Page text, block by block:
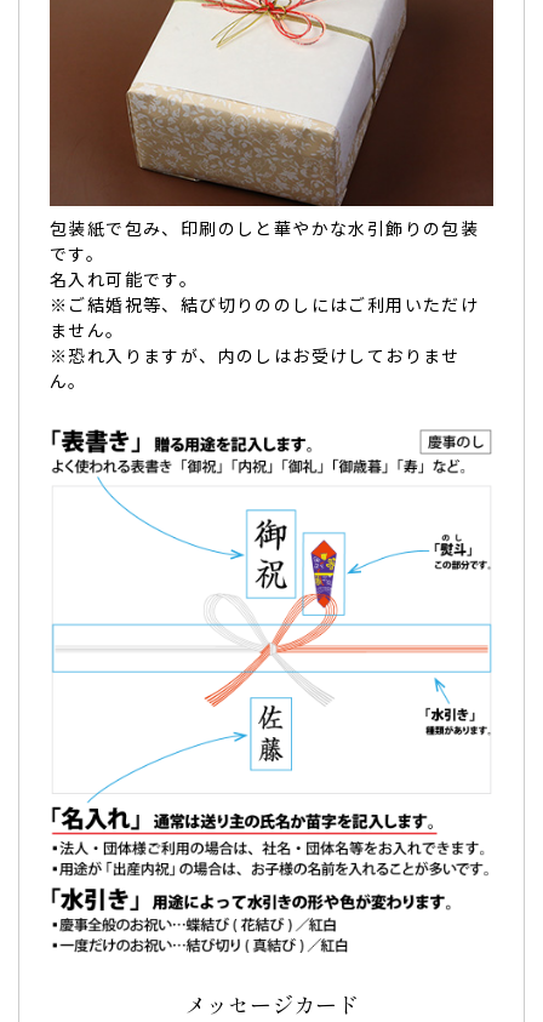
包装紙で包み、印刷のしと華やかな水引飾りの包装
です。
名入れ可能です。
※ご結婚祝等、結び切りののしにはご利用いただけ
ません。
※恐れ入りますが、内のしはお受けしておりませ
ん。
メッセージカード